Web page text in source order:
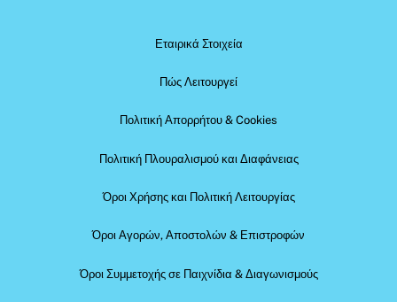
Εταιρικά Στοιχεία
Πώς Λειτουργεί
Πολιτική Απορρήτου & Cookies
Πολιτική Πλουραλισμού και Διαφάνειας
Όροι Χρήσης και Πολιτική Λειτουργίας
Όροι Αγορών, Αποστολών & Επιστροφών
Όροι Συμμετοχής σε Παιχνίδια & Διαγωνισμούς